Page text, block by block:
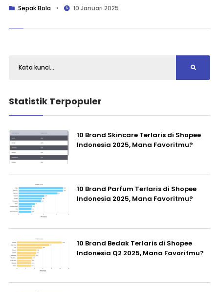
Sepak Bola • 10 Januari 2025
Statistik Terpopuler
10 Brand Skincare Terlaris di Shopee
Indonesia 2025, Mana Favoritmu?
10 Brand Parfum Terlaris di Shopee
Indonesia 2025, Mana Favoritmu?
10 Brand Bedak Terlaris di Shopee
Indonesia Q2 2025, Mana Favoritmu?